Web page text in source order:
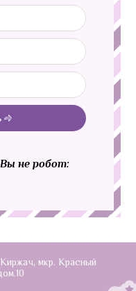
не робот:
мкр. Красный